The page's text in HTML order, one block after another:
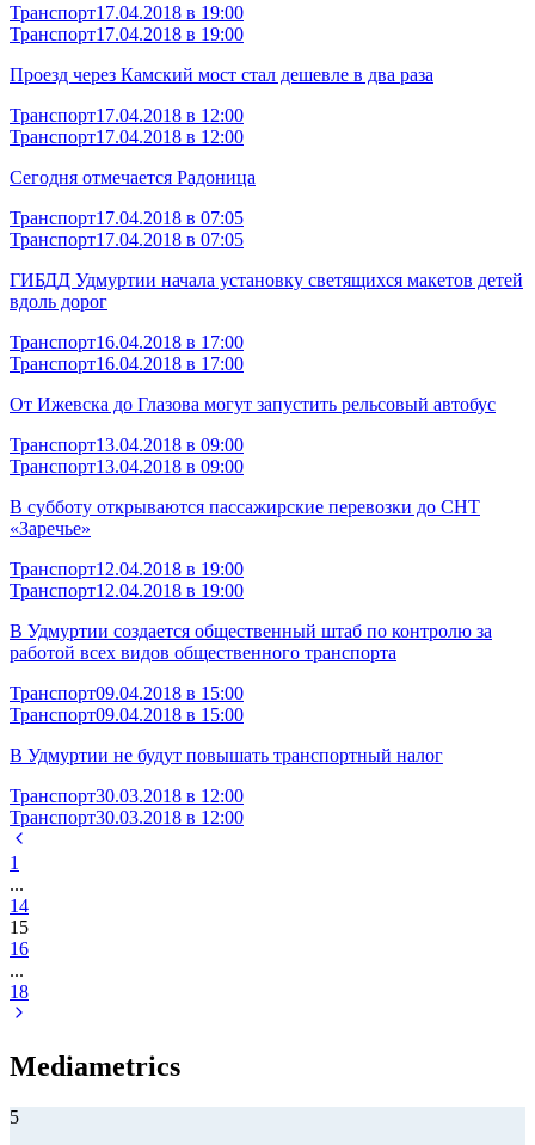
Транспорт17.04.2018 в 19:00
Транспорт17.04.2018 в 19:00
Проезд через Камский мост стал дешевле в два раза
Транспорт17.04.2018 в 12:00
Транспорт17.04.2018 в 12:00
Сегодня отмечается Радоница
Транспорт17.04.2018 в 07:05
Транспорт17.04.2018 в 07:05
ГИБДД Удмуртии начала установку светящихся макетов детей
вдоль дорог
Транспорт16.04.2018 в 17:00
Транспорт16.04.2018 в 17:00
От Ижевска до Глазова могут запустить рельсовый автобус
Транспорт13.04.2018 в 09:00
Транспорт13.04.2018 в 09:00
В субботу открываются пассажирские перевозки до СНТ
«Заречье»
Транспорт12.04.2018 в 19:00
Транспорт12.04.2018 в 19:00
В Удмуртии создается общественный штаб по контролю за
работой всех видов общественного транспорта
Транспорт09.04.2018 в 15:00
Транспорт09.04.2018 в 15:00
В Удмуртии не будут повышать транспортный налог
Транспорт30.03.2018 в 12:00
Транспорт30.03.2018 в 12:00
1
...
14
15
16
...
18
Mediametrics
5